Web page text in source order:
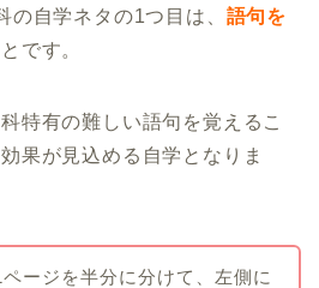
自学ネタの1つ目は、 語句を
とです。
特有の難しい語句を覚えるこ
果が見込める自学となりま
ページを半分に分けて、左側に